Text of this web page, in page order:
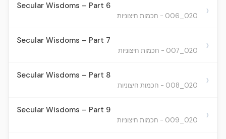
Secular Wisdoms – Part 6
020_006 - חכמות חיצוניות ›
Secular Wisdoms – Part 7
020_007 - חכמות חיצוניות ›
Secular Wisdoms – Part 8
020_008 - חכמות חיצוניות ›
Secular Wisdoms – Part 9
020_009 - חכמות חיצוניות ›